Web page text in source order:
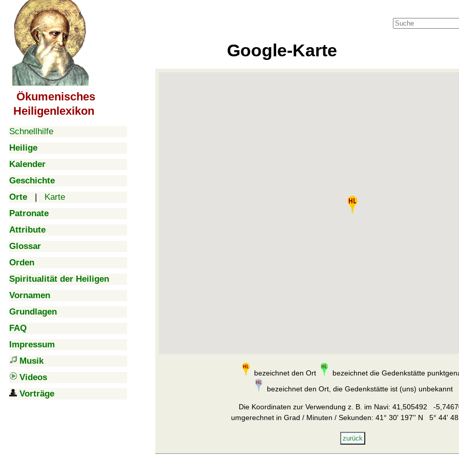
Ökumenisches
Heiligenlexikon
Schnellhilfe
Heilige
Kalender
Geschichte
Orte | Karte
Patronate
Attribute
Glossar
Orden
Spiritualität der Heiligen
Vornamen
Grundlagen
FAQ
Impressum
Musik
Videos
Vorträge
Google-Karte
bezeichnet den Ort
bezeichnet die Gedenkstätte
bezeichnet den Ort, die Gedenkstätte ist (uns) unbekannt
Die Koordinaten zur Verwendung z. B. im Navi: 41,505492 -
umgerechnet in Grad / Minuten / Sekunden: 41° 30' 197'' N 5° 44'